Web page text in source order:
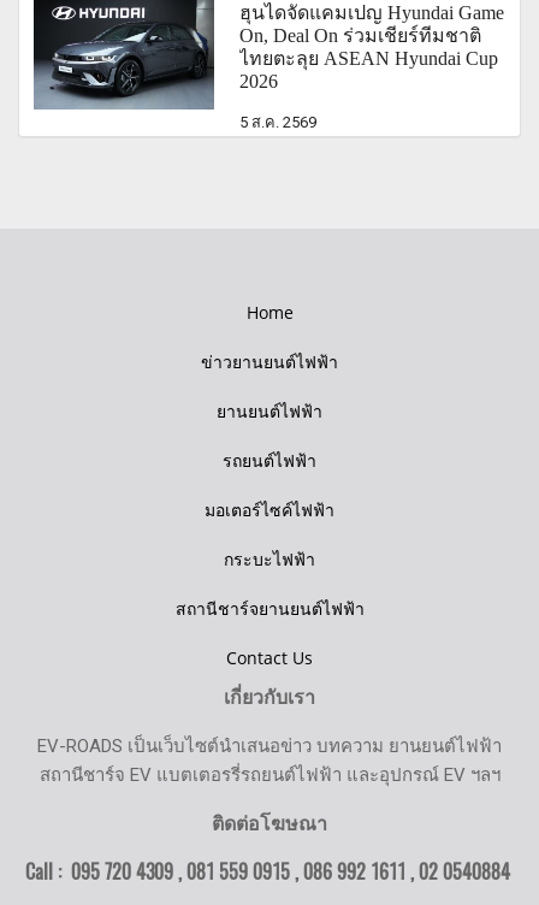
ฮุนไดจัดแคมเปญ Hyundai Game
On, Deal On ร่วมเชียร์ทีมชาติ
ไทยตะลุย ASEAN Hyundai Cup
2026
5 ส.ค. 2569
Home
ข่าวยานยนต์ไฟฟ้า
ยานยนต์ไฟฟ้า
รถยนต์ไฟฟ้า
มอเตอร์ไซค์ไฟฟ้า
กระบะไฟฟ้า
สถานีชาร์จยานยนต์ไฟฟ้า
Contact Us
เกี่ยวกับเรา
EV-ROADS เป็นเว็บไซต์นำเสนอข่าว บทความ ยานยนต์ไฟฟ้า
สถานีชาร์จ EV แบตเตอรรี่รถยนต์ไฟฟ้า และอุปกรณ์ EV ฯลฯ
ติดต่อโฆษณา
Call : 095 720 4309 , 081 559 0915 , 086 992 1611 ,02 0540884